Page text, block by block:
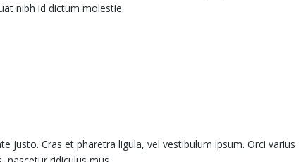
nibh id dictum molestie.
justo. Cras et pharetra ligula, vel vestibulum ipsum. Orci varius